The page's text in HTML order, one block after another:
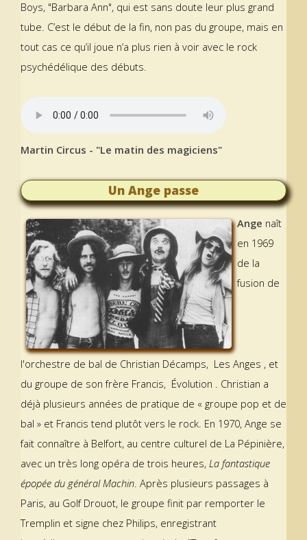
Boys, "Barbara Ann", qui est sans doute leur plus grand
tube. C’est le début de la fin, non pas du groupe, mais en
tout cas ce qu’il joue n’a plus rien à voir avec le rock
psychédélique des débuts.
Martin Circus - "Le matin des magiciens"
Un Ange passe
Ange naît
en 1969
de la
fusion de
l'orchestre de bal de Christian Décamps, Les Anges , et
du groupe de son frère Francis, Évolution . Christian a
déjà plusieurs années de pratique de « groupe pop et de
bal » et Francis tend plutôt vers le rock. En 1970, Ange se
fait connaître à Belfort, au centre culturel de La Pépinière,
avec un très long opéra de trois heures, La fantastique
épopée du général Machin . Après plusieurs passages à
Paris, au Golf Drouot, le groupe finit par remporter le
Tremplin et signe chez Philips, enregistrant